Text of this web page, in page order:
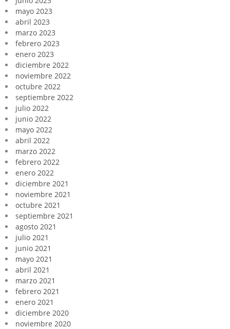
mayo 2023
abril 2023
marzo 2023
febrero 2023
enero 2023
diciembre 2022
noviembre 2022
octubre 2022
septiembre 2022
julio 2022
junio 2022
mayo 2022
abril 2022
marzo 2022
febrero 2022
enero 2022
diciembre 2021
noviembre 2021
octubre 2021
septiembre 2021
agosto 2021
julio 2021
junio 2021
mayo 2021
abril 2021
marzo 2021
febrero 2021
enero 2021
diciembre 2020
noviembre 2020